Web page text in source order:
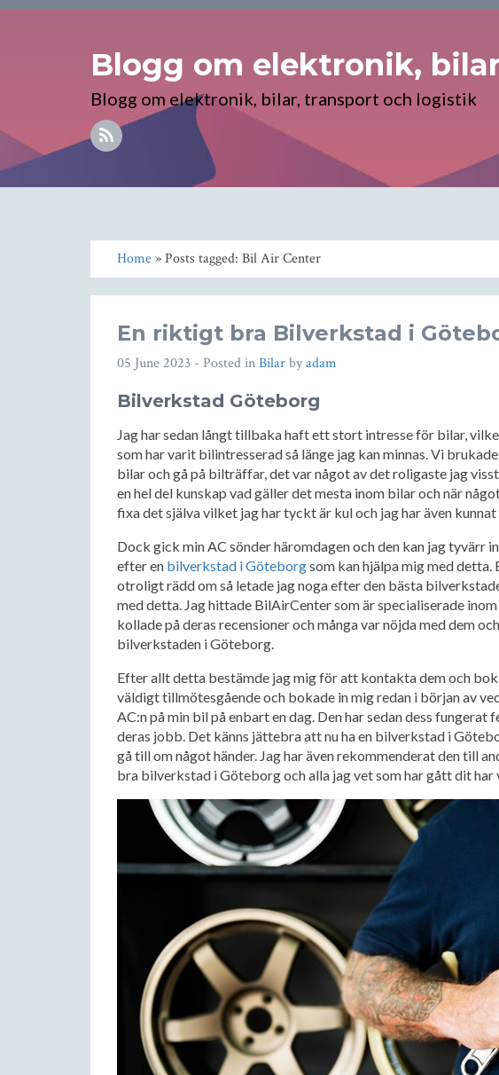
Blogg om elektronik,
Blogg om elektronik, bilar, transport och logistik
Home» Posts tagged: Bil Air Center
En riktigt bra Bilverkstad i
05 June 2023 - Posted inBilarbyadam
Bilverkstad Göteborg
Jag har sedan långt tillbaka haft ett stort intresse för bilar,
som har varit bilintresserad så länge jag kan minnas. Vi
bilar och gå på bilträffar, det var något av det roligaste jag
en hel del kunskap vad gäller det mesta inom bilar och när
fixa det själva vilket jag har tyckt är kul och jag har även
Dock gick min AC sönder häromdagen och den kan jag tyvärr
efter en bilverkstad i Göteborgsom kan hjälpa mig med
otroligt rädd om så letade jag noga efter den bästa
med detta. Jag hittade BilAirCenter som är specialiserade
kollade på deras recensioner och många var nöjda med dem
bilverkstaden i Göteborg.
Efter allt detta bestämde jag mig för att kontakta dem och
väldigt tillmötesgående och bokade in mig redan i början av
AC:n på min bil på enbart en dag. Den har sedan dess
deras jobb. Det känns jättebra att nu ha en bilverkstad i
gå till om något händer. Jag har även rekommenderat den till
bra bilverkstad i Göteborg och alla jag vet som har gått dit